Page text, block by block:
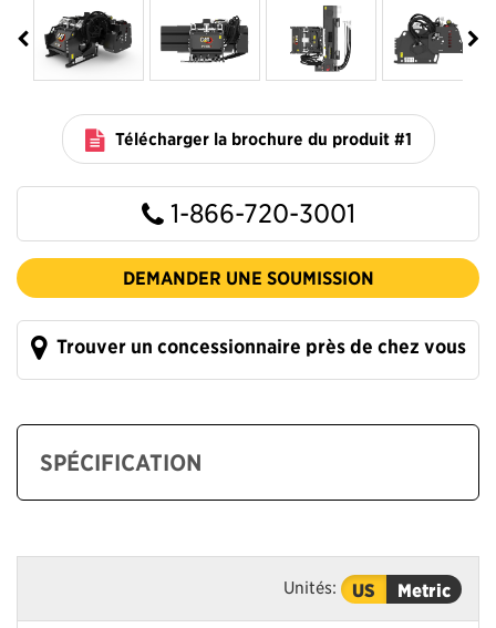
Télécharger la brochure du produit #1
1-866-720-3001
DEMANDER UNE SOUMISSION
Trouver un concessionnaire près de chez vous
SPÉCIFICATION
Unités: US Metric